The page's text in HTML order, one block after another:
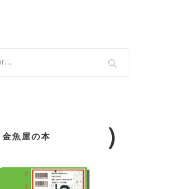
金魚屋の本